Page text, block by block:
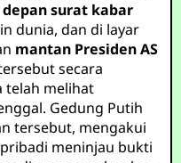
surat kabar
dunia, dan di layar
mantan Presiden AS
secara
telah melihat
Gedung Putih
tersebut, mengakui
meninjau bukti